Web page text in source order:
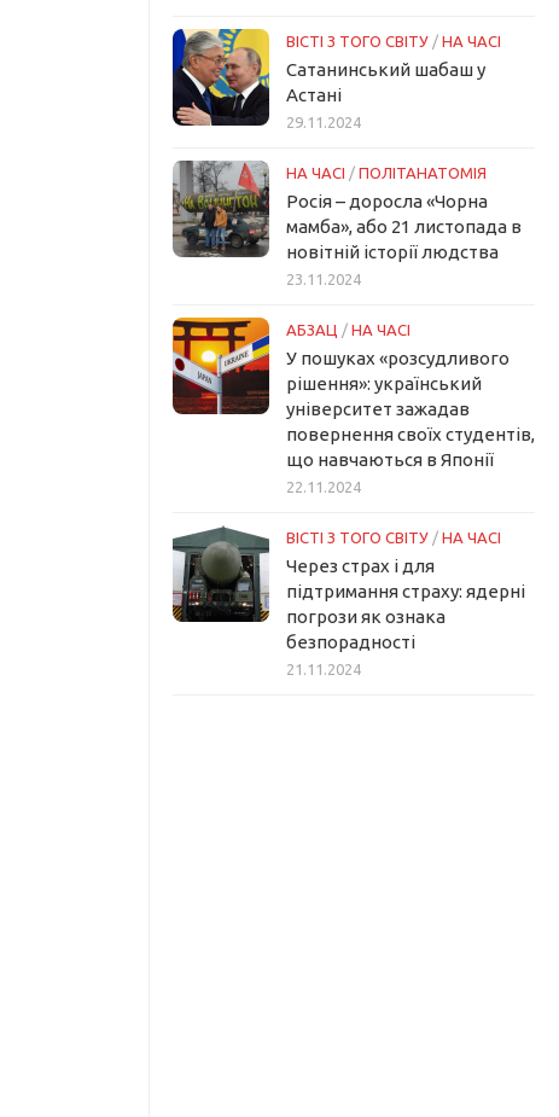
ВІСТІ З ТОГО СВІТУ / НА ЧАСІ
Сатанинський шабаш у
Астані
29.11.2024
НА ЧАСІ / ПОЛІТАНАТОМІЯ
Росія – доросла «Чорна
мамба», або 21 листопада в
новітній історії людства
23.11.2024
АБЗАЦ / НА ЧАСІ
У пошуках «розсудливого
рішення»: український
університет зажадав
повернення своїх студентів,
що навчаються в Японії
22.11.2024
ВІСТІ З ТОГО СВІТУ / НА ЧАСІ
Через страх і для
підтримання страху: ядерні
погрози як ознака
безпорадності
21.11.2024